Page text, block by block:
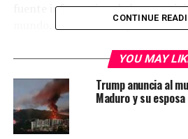
fuente informativa de los
mundo. Ocurre con el premier
gran medida por la “izquierda” en
decir de Piñera y Moreno en Chile y
respectivamente.
Es la “cloaca” de la gestión
CONTINUE
YOU MAY
Trump anuncia al
Maduro y su esposa